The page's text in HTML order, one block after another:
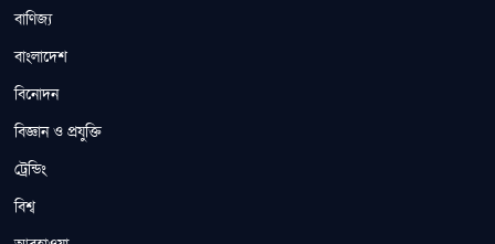
বাণিজ্য
বাংলাদেশ
বিনোদন
বিজ্ঞান ও প্রযুক্তি
ট্রেন্ডিং
বিশ্ব